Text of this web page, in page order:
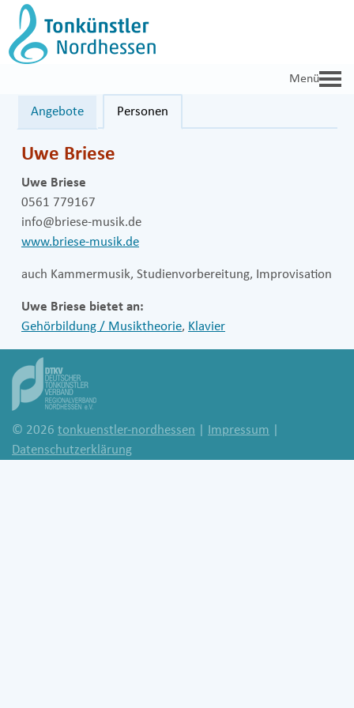
Zum
Inhalt
springen
Angebote Personen
Uwe Briese
Uwe Briese
0561 779167
info@briese-musik.de
www.briese-musik.de
auch Kammermusik, Studienvorbereitung, Improvisation
Uwe Briese bietet an:
Gehörbildung / Musiktheorie, Klavier
© 2026 tonkuenstler-nordhessen Impressum
Datenschutzerklärung